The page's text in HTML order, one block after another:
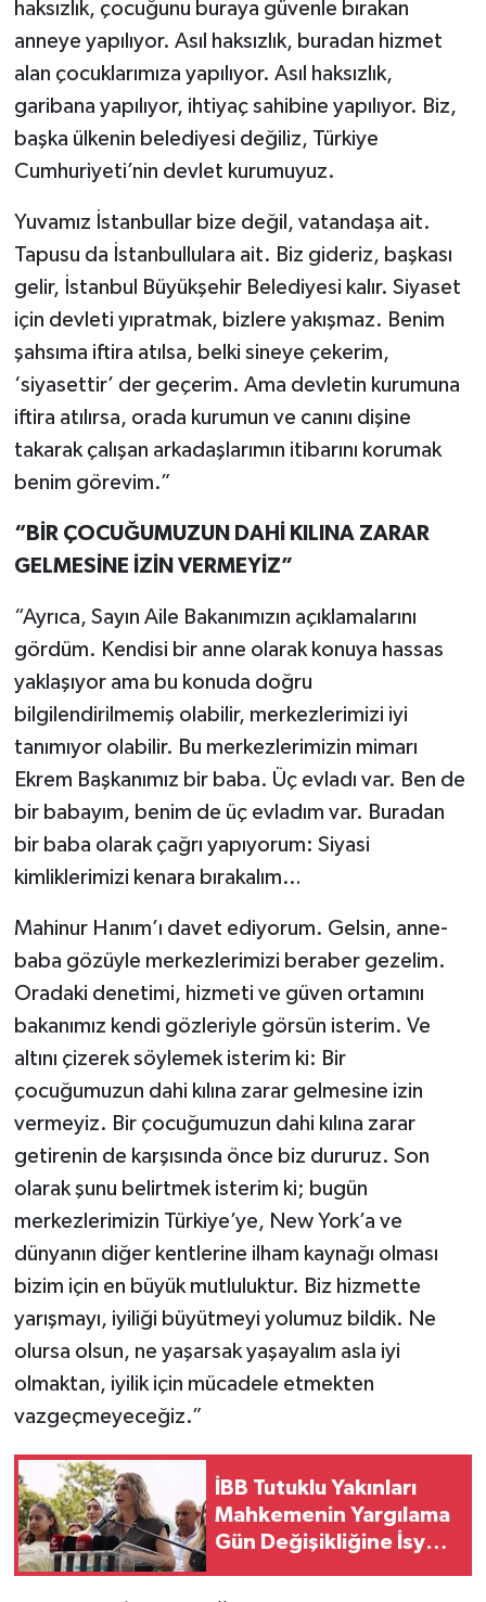
haksızlık, çocuğunu buraya güvenle bırakan
anneye yapılıyor. Asıl haksızlık, buradan hizmet
alan çocuklarımıza yapılıyor. Asıl haksızlık,
garibana yapılıyor, ihtiyaç sahibine yapılıyor. Biz,
başka ülkenin belediyesi değiliz, Türkiye
Cumhuriyeti’nin devlet kurumuyuz.
Yuvamız İstanbullar bize değil, vatandaşa ait.
Tapusu da İstanbullulara ait. Biz gideriz, başkası
gelir, İstanbul Büyükşehir Belediyesi kalır. Siyaset
için devleti yıpratmak, bizlere yakışmaz. Benim
şahsıma iftira atılsa, belki sineye çekerim,
‘siyasettir’ der geçerim. Ama devletin kurumuna
iftira atılırsa, orada kurumun ve canını dişine
takarak çalışan arkadaşlarımın itibarını korumak
benim görevim.”
“BİR ÇOCUĞUMUZUN DAHİ KILINA ZARAR
GELMESİNE İZİN VERMEYİZ”
“Ayrıca, Sayın Aile Bakanımızın açıklamalarını
gördüm. Kendisi bir anne olarak konuya hassas
yaklaşıyor ama bu konuda doğru
bilgilendirilmemiş olabilir, merkezlerimizi iyi
tanımıyor olabilir. Bu merkezlerimizin mimarı
Ekrem Başkanımız bir baba. Üç evladı var. Ben de
bir babayım, benim de üç evladım var. Buradan
bir baba olarak çağrı yapıyorum: Siyasi
kimliklerimizi kenara bırakalım…
Mahinur Hanım’ı davet ediyorum. Gelsin, anne-
baba gözüyle merkezlerimizi beraber gezelim.
Oradaki denetimi, hizmeti ve güven ortamını
bakanımız kendi gözleriyle görsün isterim. Ve
altını çizerek söylemek isterim ki: Bir
çocuğumuzun dahi kılına zarar gelmesine izin
vermeyiz. Bir çocuğumuzun dahi kılına zarar
getirenin de karşısında önce biz dururuz. Son
olarak şunu belirtmek isterim ki; bugün
merkezlerimizin Türkiye’ye, New York’a ve
dünyanın diğer kentlerine ilham kaynağı olması
bizim için en büyük mutluluktur. Biz hizmette
yarışmayı, iyiliği büyütmeyi yolumuz bildik. Ne
olursa olsun, ne yaşarsak yaşayalım asla iyi
olmaktan, iyilik için mücadele etmekten
vazgeçmeyeceğiz.”
İBB Tutuklu Yakınları
Mahkemenin Yargılama
Gün Değişikliğine İsyan